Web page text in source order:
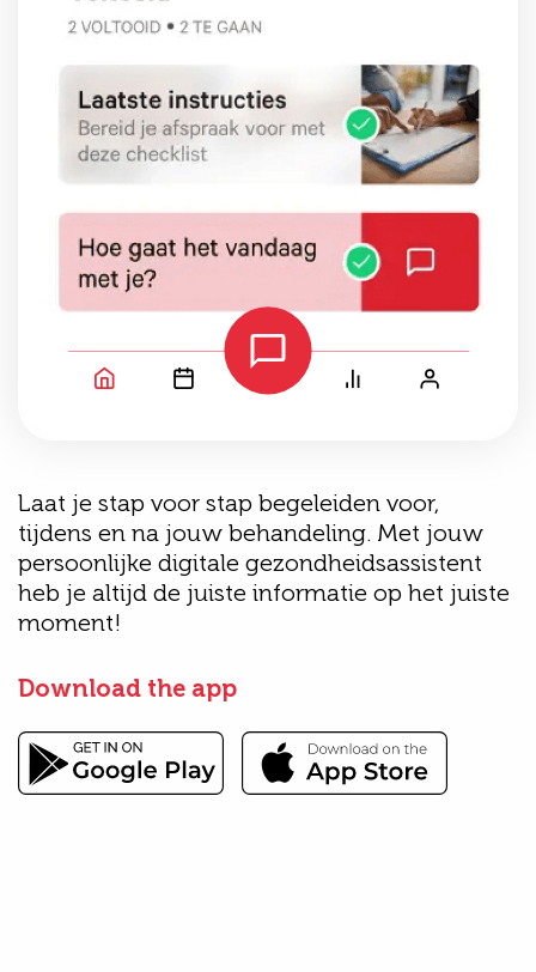
Laat je stap voor stap begeleiden voor,
tijdens en na jouw behandeling. Met jouw
persoonlijke digitale gezondheidsassistent
heb je altijd de juiste informatie op het juiste
moment!
Download the app